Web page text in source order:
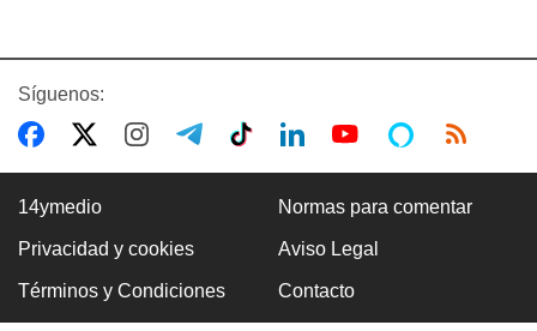
FOTO DEL DÍA
Lluvia para beber, agua contaminada para el día a
Síguenos:
14ymedio Normas para comentar
Privacidad y cookies Aviso Legal
Términos y Condiciones Contacto